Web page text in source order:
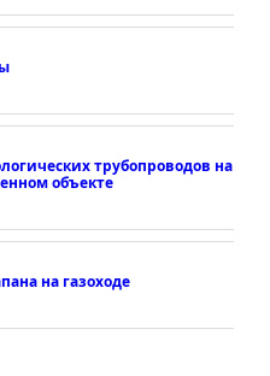
трубопроводов на
объекте
на газоходе